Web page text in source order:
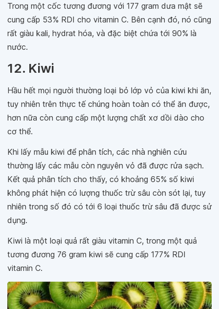
Trong một cốc tương đương với 177 gram dưa mật sẽ
cung cấp 53% RDI cho vitamin C. Bên cạnh đó, nó cũng
rất giàu kali, hydrat hóa, và đặc biệt chứa tới 90% là
nước.
12. Kiwi
Hầu hết mọi người thường loại bỏ lớp vỏ của kiwi khi ăn,
tuy nhiên trên thực tế chúng hoàn toàn có thể ăn được,
hơn nữa còn cung cấp một lượng chất xơ dồi dào cho
cơ thể.
Khi lấy mẫu kiwi để phân tích, các nhà nghiên cứu
thường lấy các mẫu còn nguyên vỏ đã được rửa sạch.
Kết quả phân tích cho thấy, có khoảng 65% số kiwi
không phát hiện có lượng thuốc trừ sâu còn sót lại, tuy
nhiên trong số đó có tới 6 loại thuốc trừ sâu đã được sử
dụng.
Kiwi là một loại quả rất giàu vitamin C, trong một quả
tương đương 76 gram kiwi sẽ cung cấp 177% RDI
vitamin C.